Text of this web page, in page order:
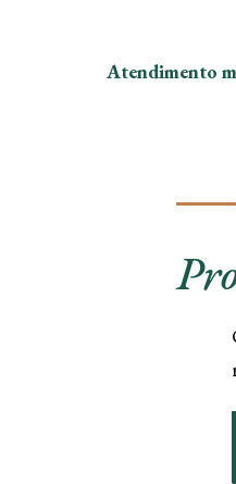
Atendimento